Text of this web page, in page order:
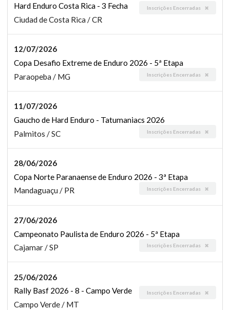
Hard Enduro Costa Rica - 3 Fecha
Inscrições Encerradas
Ciudad de Costa Rica / CR
12/07/2026
Copa Desafio Extreme de Enduro 2026 - 5ª Etapa
Inscrições Encerradas
Paraopeba / MG
11/07/2026
Gaucho de Hard Enduro - Tatumaniacs 2026
Inscrições Encerradas
Palmitos / SC
28/06/2026
Copa Norte Paranaense de Enduro 2026 - 3ª Etapa
Inscrições Encerradas
Mandaguaçu / PR
27/06/2026
Campeonato Paulista de Enduro 2026 - 5ª Etapa
Inscrições Encerradas
Cajamar / SP
25/06/2026
Rally Basf 2026 - 8 - Campo Verde
Inscrições Encerradas
Campo Verde / MT